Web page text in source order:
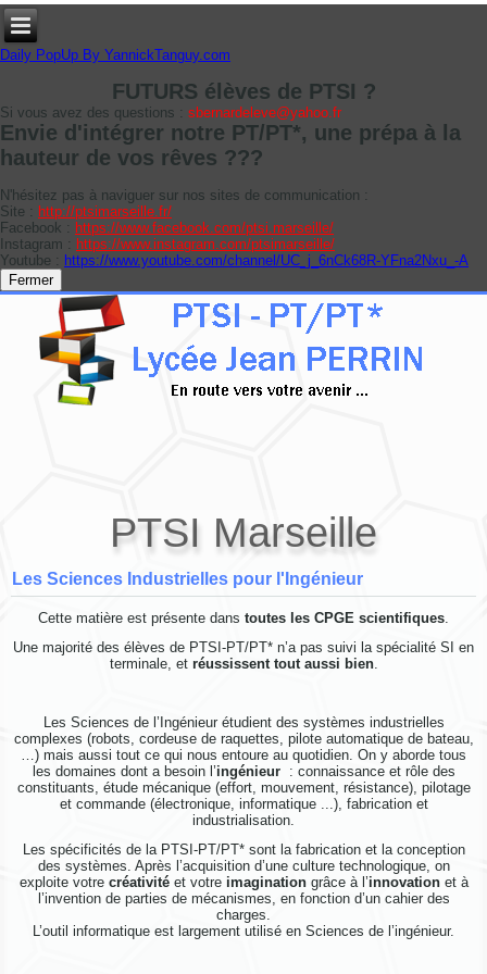
Daily PopUp By YannickTanguy.com
FUTURS élèves de PTSI ?
Si vous avez des questions : sbernardeleve@yahoo.fr
Envie d'intégrer notre PT/PT*, une prépa à la
hauteur de vos rêves ???
N'hésitez pas à naviguer sur nos sites de communication :
Site : http://ptsimarseille.fr/
Facebook : https://www.facebook.com/ptsi.marseille/
Instagram : https://www.instagram.com/ptsimarseille/
Youtube : https://www.youtube.com/channel/UC_j_6nCk68R-YFna2Nxu_-A
PTSI Marseille
Les Sciences Industrielles pour l'Ingénieur
Cette matière est présente dans toutes les CPGE scientifiques.
Une majorité des élèves de PTSI-PT/PT* n’a pas suivi la spécialité SI en
terminale, et réussissent tout aussi bien.
Les Sciences de l’Ingénieur étudient des systèmes industrielles
complexes (robots, cordeuse de raquettes, pilote automatique de bateau,
…) mais aussi tout ce qui nous entoure au quotidien. On y aborde tous
les domaines dont a besoin l’ingénieur : connaissance et rôle des
constituants, étude mécanique (effort, mouvement, résistance), pilotage
et commande (électronique, informatique ...), fabrication et
industrialisation.
Les spécificités de la PTSI-PT/PT* sont la fabrication et la conception
des systèmes. Après l’acquisition d’une culture technologique, on
exploite votre créativité et votre imagination grâce à l’innovation et à
l’invention de parties de mécanismes, en fonction d’un cahier des
charges.
L’outil informatique est largement utilisé en Sciences de l’ingénieur.